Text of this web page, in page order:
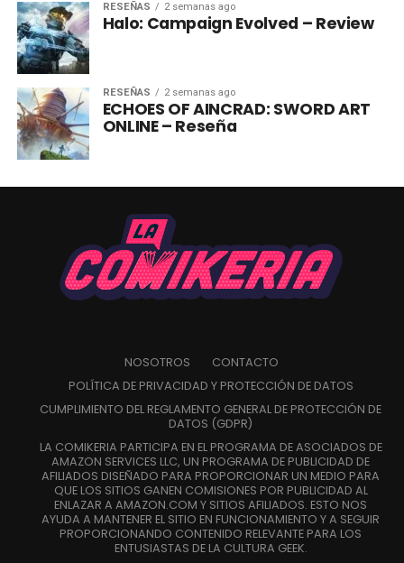
RESEÑAS 2 semanas ago
Halo: Campaign Evolved – Review
RESEÑAS 2 semanas ago
ECHOES OF AINCRAD: SWORD ART
ONLINE – Reseña
NOSOTROS
CONTACTO
POLÍTICA DE PRIVACIDAD Y PROTECCIÓN DE DATOS
CUMPLIMIENTO DEL REGLAMENTO GENERAL DE PROTECCIÓN DE
DATOS (GDPR)
LA COMIKERIA PARTICIPA EN EL PROGRAMA DE ASOCIADOS DE
AMAZON SERVICES LLC, UN PROGRAMA DE PUBLICIDAD DE
AFILIADOS DISEÑADO PARA PROPORCIONAR UN MEDIO PARA
QUE LOS SITIOS GANEN COMISIONES POR PUBLICIDAD AL
ENLAZAR A AMAZON.COM Y SITIOS AFILIADOS. ESTO NOS
AYUDA A MANTENER EL SITIO EN FUNCIONAMIENTO Y A SEGUIR
PROPORCIONANDO CONTENIDO RELEVANTE PARA LOS
ENTUSIASTAS DE LA CULTURA GEEK.